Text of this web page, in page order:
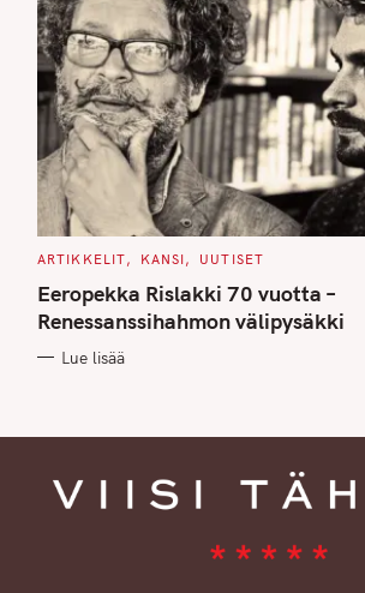
C
T
E
G
O
I
ARTIKKELIT KANSI UUTISET
Eeropekka Rislakki 70 vuotta –
Renessanssihahmon välipysäkki
Lue lisää